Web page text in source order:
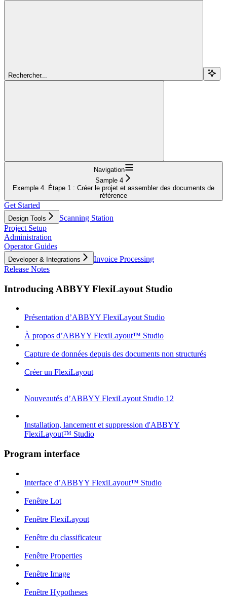
Rechercher...
Navigation
Sample 4
Exemple 4. Étape 1 : Créer le projet et assembler des documents de
référence
Get Started
Design Tools
Scanning Station
Project Setup
Administration
Operator Guides
Developer & Integrations
Invoice Processing
Release Notes
Introducing ABBYY FlexiLayout Studio
Présentation d’ABBYY FlexiLayout Studio
À propos d’ABBYY FlexiLayout™ Studio
Capture de données depuis des documents non structurés
Créer un FlexiLayout
Nouveautés d’ABBYY FlexiLayout Studio 12
Installation, lancement et suppression d'ABBYY
FlexiLayout™ Studio
Program interface
Interface d’ABBYY FlexiLayout™ Studio
Fenêtre Lot
Fenêtre FlexiLayout
Fenêtre du classificateur
Fenêtre Properties
Fenêtre Image
Fenêtre Hypotheses